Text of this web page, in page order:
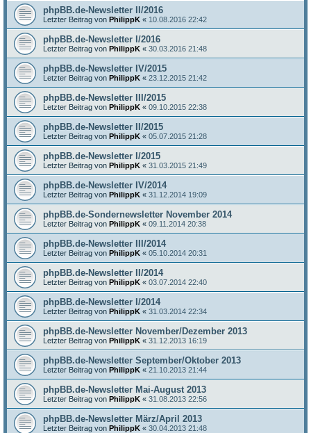
phpBB.de-Newsletter II/2016
Letzter Beitrag von PhilippK « 10.08.2016 22:42
phpBB.de-Newsletter I/2016
Letzter Beitrag von PhilippK « 30.03.2016 21:48
phpBB.de-Newsletter IV/2015
Letzter Beitrag von PhilippK « 23.12.2015 21:42
phpBB.de-Newsletter III/2015
Letzter Beitrag von PhilippK « 09.10.2015 22:38
phpBB.de-Newsletter II/2015
Letzter Beitrag von PhilippK « 05.07.2015 21:28
phpBB.de-Newsletter I/2015
Letzter Beitrag von PhilippK « 31.03.2015 21:49
phpBB.de-Newsletter IV/2014
Letzter Beitrag von PhilippK « 31.12.2014 19:09
phpBB.de-Sondernewsletter November 2014
Letzter Beitrag von PhilippK « 09.11.2014 20:38
phpBB.de-Newsletter III/2014
Letzter Beitrag von PhilippK « 05.10.2014 20:31
phpBB.de-Newsletter II/2014
Letzter Beitrag von PhilippK « 03.07.2014 22:40
phpBB.de-Newsletter I/2014
Letzter Beitrag von PhilippK « 31.03.2014 22:34
phpBB.de-Newsletter November/Dezember 2013
Letzter Beitrag von PhilippK « 31.12.2013 16:19
phpBB.de-Newsletter September/Oktober 2013
Letzter Beitrag von PhilippK « 21.10.2013 21:44
phpBB.de-Newsletter Mai-August 2013
Letzter Beitrag von PhilippK « 31.08.2013 22:56
phpBB.de-Newsletter März/April 2013
Letzter Beitrag von PhilippK « 30.04.2013 21:48